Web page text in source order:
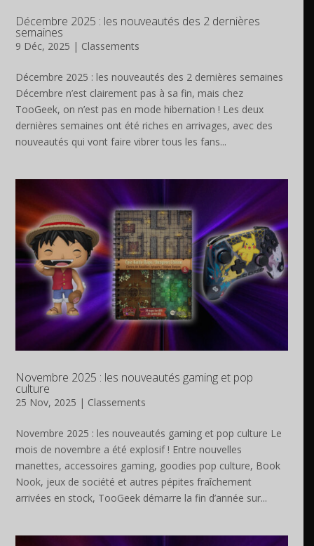
Décembre 2025 : les nouveautés des 2 dernières
semaines
9 Déc, 2025 | Classements
Décembre 2025 : les nouveautés des 2 dernières semaines
Décembre n’est clairement pas à sa fin, mais chez
TooGeek, on n’est pas en mode hibernation ! Les deux
dernières semaines ont été riches en arrivages, avec des
nouveautés qui vont faire vibrer tous les fans...
Novembre 2025 : les nouveautés gaming et pop
culture
25 Nov, 2025 | Classements
Novembre 2025 : les nouveautés gaming et pop culture Le
mois de novembre a été explosif ! Entre nouvelles
manettes, accessoires gaming, goodies pop culture, Book
Nook, jeux de société et autres pépites fraîchement
arrivées en stock, TooGeek démarre la fin d’année sur...